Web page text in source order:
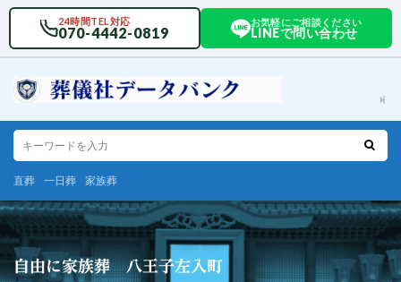
24時間TEL対応
070-4442-0819
お気軽にご相談ください
LINEで問い合わせ
直葬 一日葬 家族葬
自由に家族葬 八王子左入町